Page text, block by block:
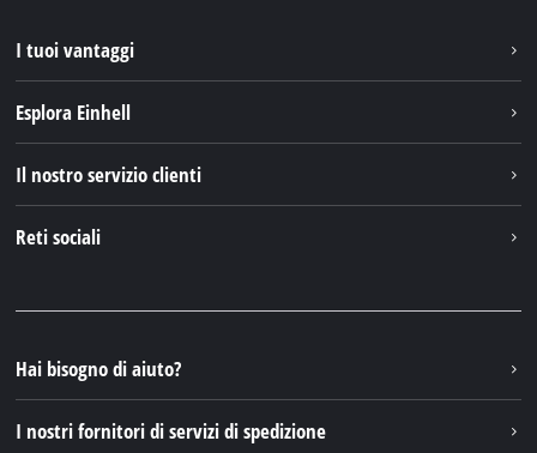
I tuoi vantaggi
Esplora Einhell
Einhell Germany AG
Il nostro servizio clienti
Reti sociali
Instagram
TikTok
Pinterest
Hai bisogno di aiuto?
I nostri fornitori di servizi di spedizione